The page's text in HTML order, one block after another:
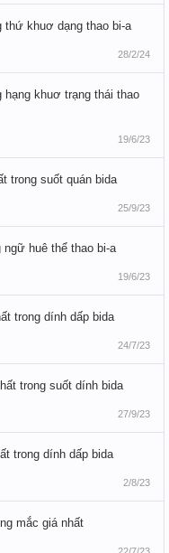
thứ khuơ dạng thao bi-a
28/2/24
hạng khuơ trạng thái thao
19/6/23
trong suốt quán bida
25/9/23
ngữ huê thể thao bi-a
19/6/23
trong dính dấp bida
24/7/23
trong suốt dính bida
27/9/23
trong dính dấp bida
2/8/23
mắc giá nhất